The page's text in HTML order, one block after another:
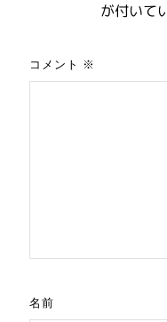
が付いて
コメント ※
名前